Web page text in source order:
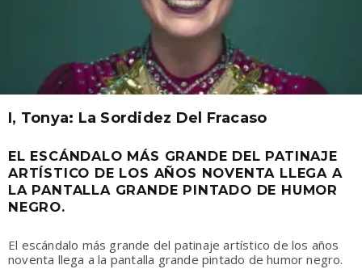
I, Tonya: La Sordidez Del Fracaso
EL ESCÁNDALO MÁS GRANDE DEL PATINAJE
ARTÍSTICO DE LOS AÑOS NOVENTA LLEGA A
LA PANTALLA GRANDE PINTADO DE HUMOR
NEGRO.
El escándalo más grande del patinaje artístico de los años
noventa llega a la pantalla grande pintado de humor negro.